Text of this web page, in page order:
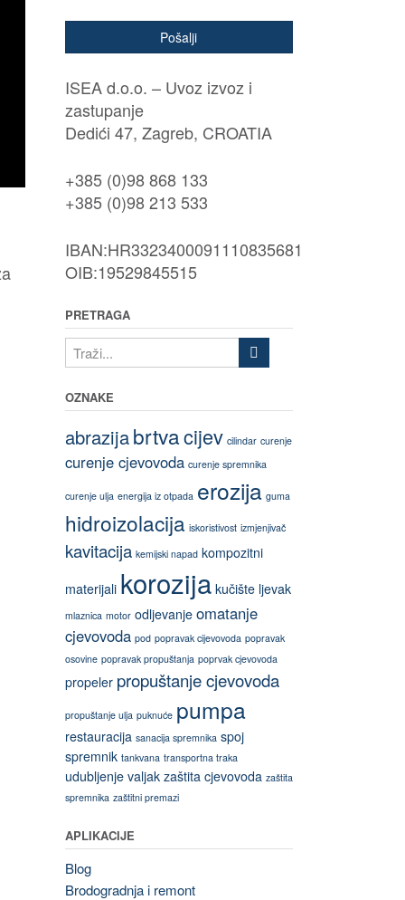
Pošalji
ISEA d.o.o. – Uvoz izvoz i
zastupanje
Dedići 47, Zagreb, CROATIA
+385 (0)98 868 133
+385 (0)98 213 533
IBAN:HR3323400091110835681
OIB:19529845515
PRETRAGA
OZNAKE
abrazijabrtvacijev cilindar curenje
curenje cjevovoda curenje spremnika
curenje ulja energija iz otpada erozija guma
hidroizolacija iskoristivost izmjenjivač
kavitacija kemijski napad kompozitni
materijali korozija kučište ljevak
mlaznica motor odljevanje omatanje
cjevovoda pod popravak cijevovoda popravak
osovine popravak propuštanja poprvak cjevovoda
propeler propuštanje cjevovoda
propuštanje ulja puknuće pumpa
restauracija sanacija spremnika spoj
spremnik tankvana transportna traka
udubljenje valjak zaštita cjevovoda zaštita
spremnika zaštitni premazi
APLIKACIJE
Blog
Brodogradnja i remont